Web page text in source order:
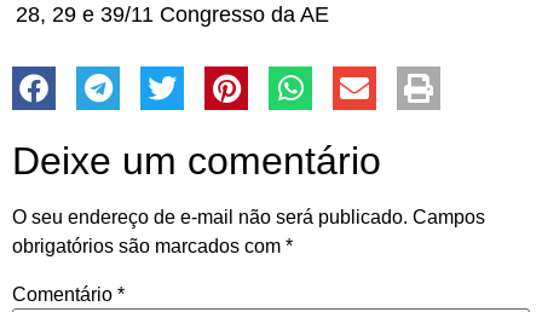
28, 29 e 39/11 Congresso da AE
Deixe um comentário
O seu endereço de e-mail não será publicado. Campos
obrigatórios são marcados com *
Comentário *